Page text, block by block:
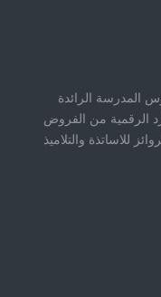
المدرسة الرائدة
الرقمية من الفروض
للاساتذة والتلاميذ